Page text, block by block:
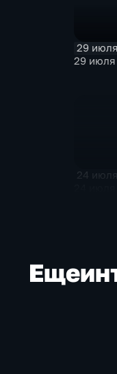
29 июля
29 июля
24 июля
Еще